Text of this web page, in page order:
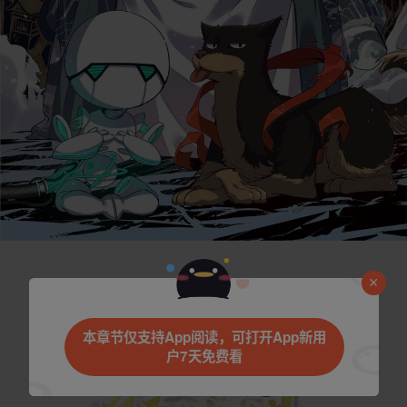
本章节仅支持App阅读，可打开App新用
户7天免费看
是否前往腾漫App继续阅读
立即前往